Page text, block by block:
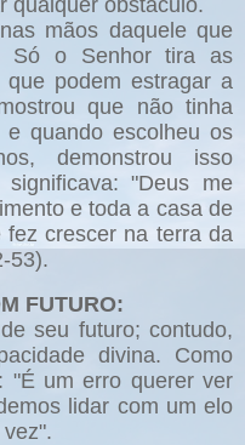
qualquer obstáculo.
mãos daquele que
Só o Senhor tira as
podem estragar a
que não tinha
quando escolheu os
demonstrou isso
significava: "Deus me
e toda a casa de
crescer na terra da
53).
FUTURO:
seu futuro; contudo,
divina. Como
"É um erro querer ver
lidar com um elo